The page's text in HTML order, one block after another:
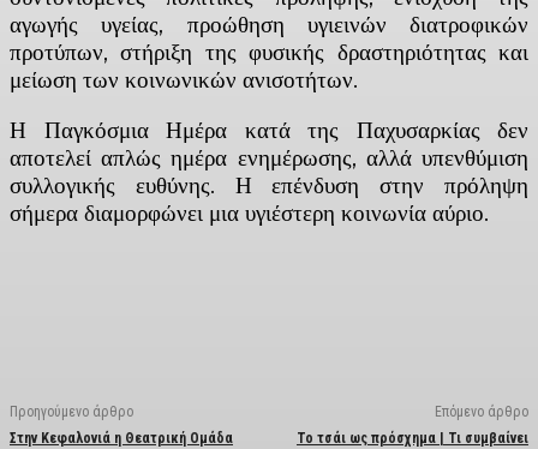
αγωγής υγείας, προώθηση υγιεινών διατροφικών
προτύπων, στήριξη της φυσικής δραστηριότητας και
μείωση των κοινωνικών ανισοτήτων.
Η Παγκόσμια Ημέρα κατά της Παχυσαρκίας δεν
αποτελεί απλώς ημέρα ενημέρωσης, αλλά υπενθύμιση
συλλογικής ευθύνης. Η επένδυση στην πρόληψη
σήμερα διαμορφώνει μια υγιέστερη κοινωνία αύριο.
Προηγούμενο άρθρο
Στην Κεφαλονιά η Θεατρική Ομάδα
Επόμενο άρθρο
Το τσάι ως πρόσχημα | Τι συμβαίνει